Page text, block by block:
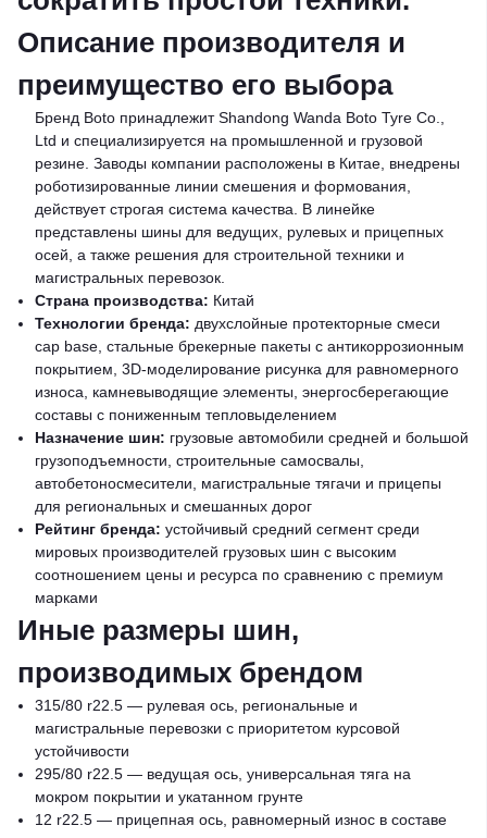
Описание производителя и
преимущество его выбора
Бренд Boto принадлежит Shandong Wanda Boto Tyre Co.,
Ltd и специализируется на промышленной и грузовой
резине. Заводы компании расположены в Китае, внедрены
роботизированные линии смешения и формования,
действует строгая система качества. В линейке
представлены шины для ведущих, рулевых и прицепных
осей, а также решения для строительной техники и
магистральных перевозок.
Страна производства: Китай
Технологии бренда: двухслойные протекторные смеси
cap base, стальные брекерные пакеты с антикоррозионным
покрытием, 3D-моделирование рисунка для равномерного
износа, камневыводящие элементы, энергосберегающие
составы с пониженным тепловыделением
Назначение шин: грузовые автомобили средней и большой
грузоподъемности, строительные самосвалы,
автобетоносмесители, магистральные тягачи и прицепы
для региональных и смешанных дорог
Рейтинг бренда: устойчивый средний сегмент среди
мировых производителей грузовых шин с высоким
соотношением цены и ресурса по сравнению с премиум
марками
Иные размеры шин,
производимых брендом
315/80 r22.5 — рулевая ось, региональные и
магистральные перевозки с приоритетом курсовой
устойчивости
295/80 r22.5 — ведущая ось, универсальная тяга на
мокром покрытии и укатанном грунте
12 r22.5 — прицепная ось, равномерный износ в составе